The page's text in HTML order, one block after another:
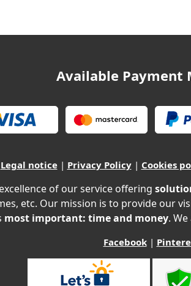
Available Payment
Legal notice| Privacy Policy| Cookies
of our service offering
etc. Our mission is to provide our
most important: time and money.
Facebook|